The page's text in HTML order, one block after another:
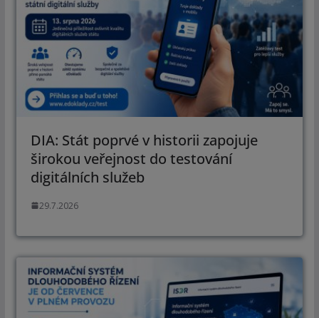
DIA: Stát poprvé v historii zapojuje
širokou veřejnost do testování
digitálních služeb
29.7.2026